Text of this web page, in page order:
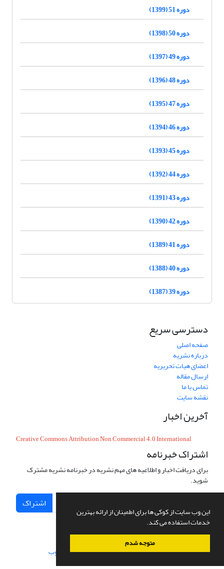
این وب سایت از کوکی ها برای اطمینان از ارائه بهترین
خدمات استفاده می کند.
متوجه شدم
دوره 51 (1399)
دوره 50 (1398)
دوره 49 (1397)
دوره 48 (1396)
دوره 47 (1395)
دوره 46 (1394)
دوره 45 (1393)
دوره 44 (1392)
دوره 43 (1391)
دوره 42 (1390)
دوره 41 (1389)
دوره 40 (1388)
دوره 39 (1387)
دسترسی سریع
صفحه اصلی
درباره نشریه
اعضای هیات تحریریه
ارسال مقاله
تماس با ما
نقشه سایت
آخرین اخبار
Creative Commons Attribution Non Commercial 4.0 International
اشتراک خبرنامه
برای دریافت اخبار و اطلاعیه های مهم نشریه در خبرنامه نشریه مشترک
شوید.
اشتراک
سامانه مدیریت نشریات علمی.طراحی و پیاده سازی از سیناوب